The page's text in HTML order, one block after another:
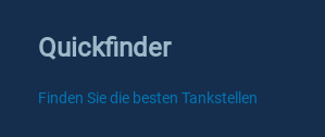
Quickfinder
Finden Sie die besten Tankstellen